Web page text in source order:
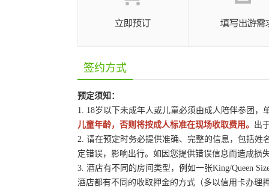
签约方式
预定须知：
1. 18岁以下未成年人或儿童必须由成人陪伴参团
儿童年龄，否则将按成人标准在现场收取费用。 出
2. 请在预定时务必提供准确、完整的信息，包括
定错误，影响出行。如因您提供错误信息而造成损
3. 酒店有不同的房间类型，例如一张King/Queen
酒店都有不同的收取押金的方式（多以信用卡办理